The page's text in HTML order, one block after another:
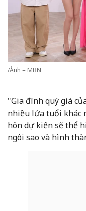
/Ảnh = MBN
"Gia đình quý giá
nhiều lứa tuổi khác
hôn dự kiến sẽ thể
ngôi sao và hình